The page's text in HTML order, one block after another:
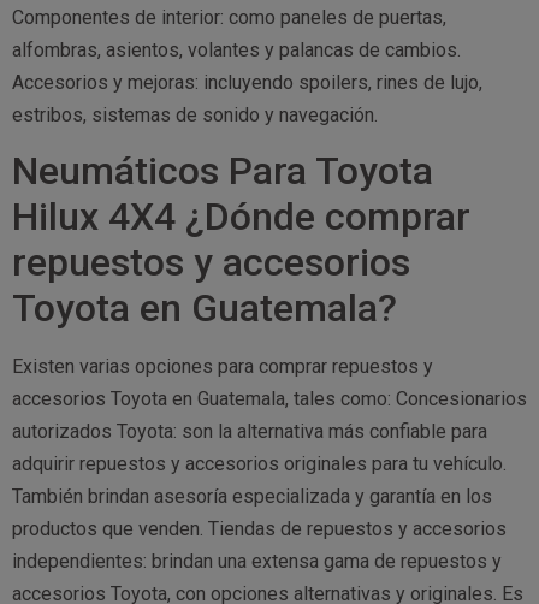
Componentes de interior: como paneles de puertas,
alfombras, asientos, volantes y palancas de cambios.
Accesorios y mejoras: incluyendo spoilers, rines de lujo,
estribos, sistemas de sonido y navegación.
Neumáticos Para Toyota
Hilux 4X4 ¿Dónde comprar
repuestos y accesorios
Toyota en Guatemala?
Existen varias opciones para comprar repuestos y
accesorios Toyota en Guatemala, tales como: Concesionarios
autorizados Toyota: son la alternativa más confiable para
adquirir repuestos y accesorios originales para tu vehículo.
También brindan asesoría especializada y garantía en los
productos que venden. Tiendas de repuestos y accesorios
independientes: brindan una extensa gama de repuestos y
accesorios Toyota, con opciones alternativas y originales. Es